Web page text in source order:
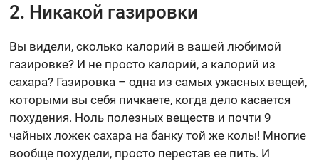
2. Никакой газировки
Вы видели, сколько калорий в вашей любимой
газировке? И не просто калорий, а калорий из
сахара? Газировка – одна из самых ужасных вещей,
которыми вы себя пичкаете, когда дело касается
похудения. Ноль полезных веществ и почти 9
чайных ложек сахара на банку той же колы! Многие
вообще похудели, просто перестав ее пить. И